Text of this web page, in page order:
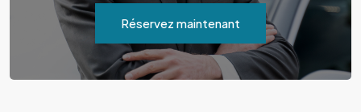
Réservez maintenant